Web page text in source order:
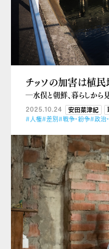
チッソの加害は植
―水俣と朝鮮、暮らしから
2025.10.24 安田菜津紀
#人権#差別#戦争・紛争#政治